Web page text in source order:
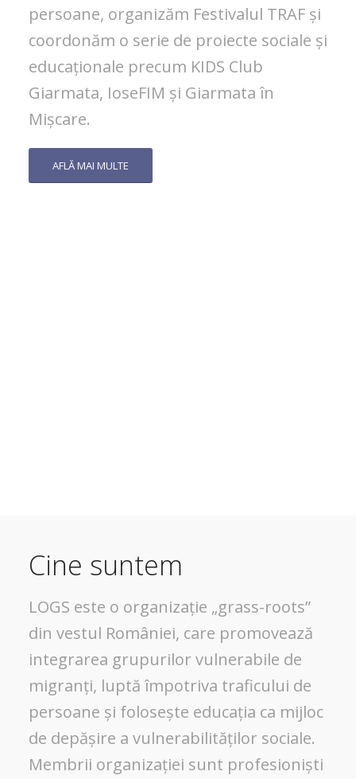
persoane, organizăm Festivalul TRAF și
coordonăm o serie de proiecte sociale și
educaționale precum KIDS Club
Giarmata, IoseFIM și Giarmata în
Mișcare.
AFLĂ MAI MULTE
Cine suntem
LOGS este o organizație „grass-roots”
din vestul României, care promovează
integrarea grupurilor vulnerabile de
migranți, luptă împotriva traficului de
persoane și folosește educația ca mijloc
de depășire a vulnerabilităților sociale.
Membrii organizației sunt profesioniști